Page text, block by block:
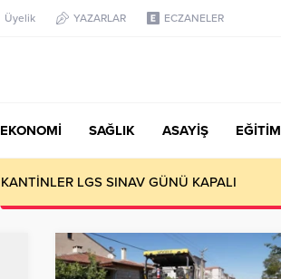
Üyelik YAZARLAR ECZANELER
EKONOMİ SAĞLIK ASAYİŞ EĞİTİM
KANTİNLER LGS SINAV GÜNÜ KAPALI